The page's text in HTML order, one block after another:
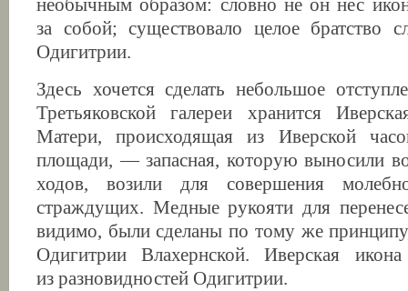
необычным образом: словно не он нес
за собой; существовало целое братство
Одигитрии.
Здесь хочется сделать небольшое
Третьяковской галереи хранится
Матери, происходящая из Иверской
площади, — запасная, которую выносили
ходов, возили для совершения
страждущих. Медные рукояти для
видимо, были сделаны по тому же
Одигитрии Влахернской. Иверская
из разновидностей Одигитрии.